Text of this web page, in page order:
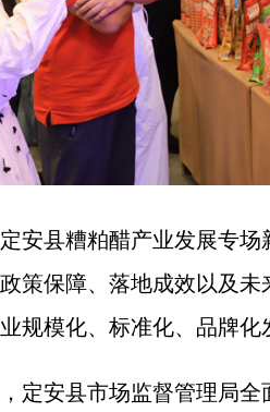
县糟粕醋产业发展专场
策保障、落地成效以及
规模化、标准化、品牌化
安县市场监督管理局全